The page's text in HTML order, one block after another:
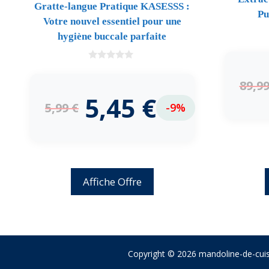
Gratte-langue Pratique KASESSS :
Votre nouvel essentiel pour une
hygiène buccale parfaite
5,99€ 5,45 € -9%
Affiche Offre
Copyright © 2026 mandoline-de-